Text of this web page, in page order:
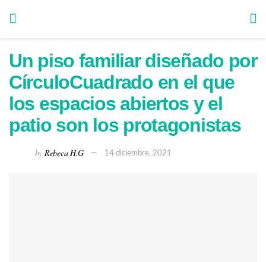
Un piso familiar diseñado por
CírculoCuadrado en el que
los espacios abiertos y el
patio son los protagonistas
by Rebeca H.G 14 diciembre, 2021